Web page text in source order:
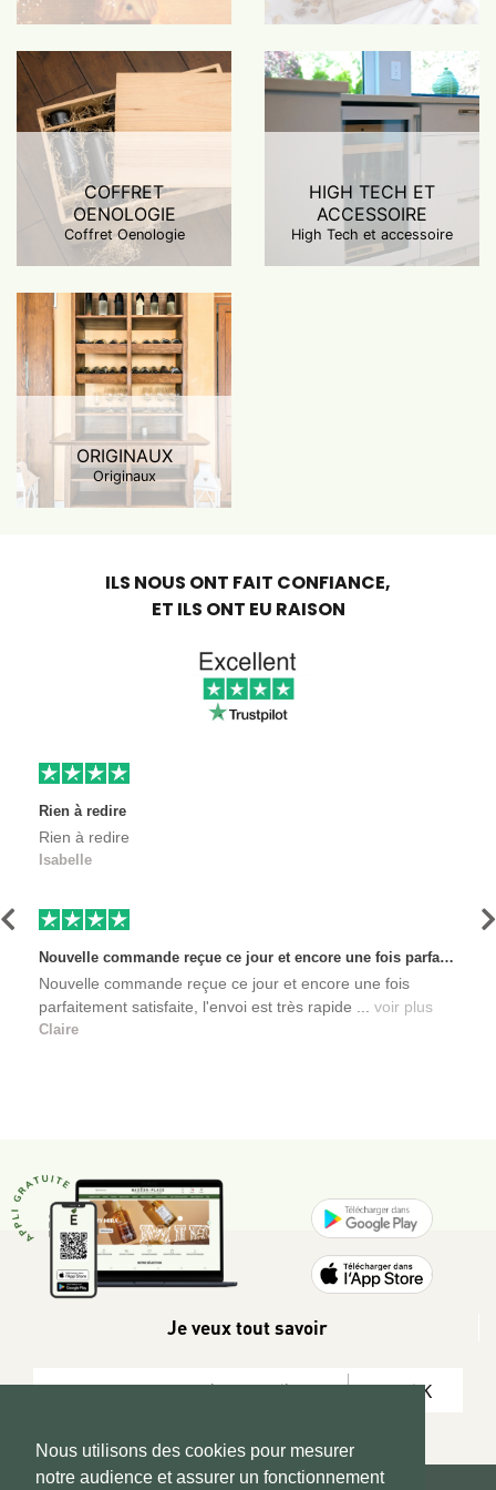
Nous utilisons des cookies pour mesurer
notre audience et assurer un fonctionnement
des échantillons de différentes variétés. Découvrez nos kits à
bière artisanal bio, ou notre box découverte autour du miel :
moutarde au miel bio du Périgord, savon artisanal miel et
huile d’olive, caramel au beurre salé et miel artisanal…..vous
trouverez sur Hadéen des coffrets éco responsables à offrir ,
des accessoires de dégustation et des livrets explicatifs pour
approfondir vos connaissances en art culinaire. Quoi de
mieux pour un cadeau éco-responsable que de faire
frissonner aussi les papilles !
COFFRET
OENOLOGIE
Coffret Oenologie
HIGH TECH ET
ACCESSOIRE
High Tech et accessoire
ORIGINAUX
Originaux
ILS NOUS ONT FAIT CONFIANCE,
ET ILS ONT EU RAISON
Rien à redire
Rien à redire
Isabelle
Nouvelle commande reçue ce jour et encore une fois parfaitement satisfaite, l'envoi est très rapide et les produits sont toujours conditionnés de manière personnalisés. L'avantage de commander auprès de créateurs indépendants.
Nouvelle commande reçue ce jour et encore une fois
parfaitement satisfaite, l'envoi est très rapide ... voir plus
Claire
Précédent
Je veux tout savoir
OK